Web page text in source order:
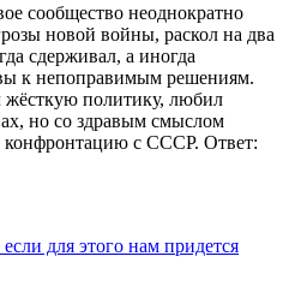
сообщество неоднократно
новой войны, раскол на два
сдерживал, а иногда
к непоправимым решениям.
жёсткую политику, любил
но со здравым смыслом
с СССР. Ответ: